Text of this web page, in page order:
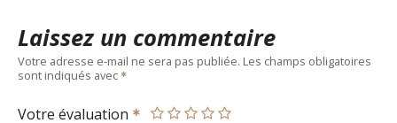
Laissez un commentaire
Votre adresse e-mail ne sera pas publiée. Les champs obligatoires
sont indiqués avec
Votre évaluation